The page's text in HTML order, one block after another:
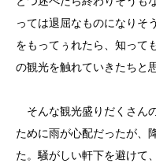
っては退屈なものになりそ
をもってぅれたら、知って
の観光を触れていきたちと思
そんな観光盛りだくさん
ために雨が心配だったが、
た。騒がしい軒下を避けて